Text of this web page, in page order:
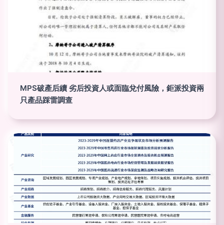
MPS破產后續 劣后投資人或面臨兌付風險，鉅派投資兩
只產品踩雷調查